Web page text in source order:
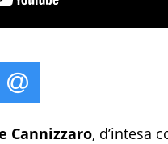
Cannizzaro, d’intesa